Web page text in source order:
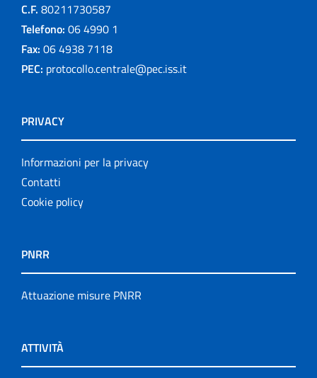
C.F. 80211730587
Telefono: 06 4990 1
Fax: 06 4938 7118
PEC: protocollo.centrale@pec.iss.it
PRIVACY
Informazioni per la privacy
Contatti
Cookie policy
PNRR
Attuazione misure PNRR
ATTIVITÀ